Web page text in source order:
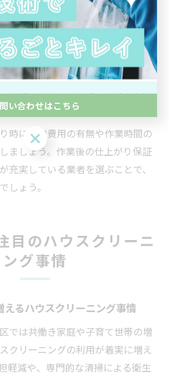
高所作業や電気部品の扱いが伴う
ッフによる安全対策や保険加入の
ントです。「エアコン クリーニン
機種や汚れ具合によっては2人以
ります。
時に追加費用の有無や作業時間の
ましょう。作業後の仕上がり保証
充実している業者を選ぶことで、
しょう。
目のハウスクリーニ
ング事情
えるハウスクリーニング事情
では共働き家庭や子育て世帯の増
クリーニングの利用が着実に増え
軽減や、専門的な清掃による衛生
い合わせはこちら
い合わせはこちら